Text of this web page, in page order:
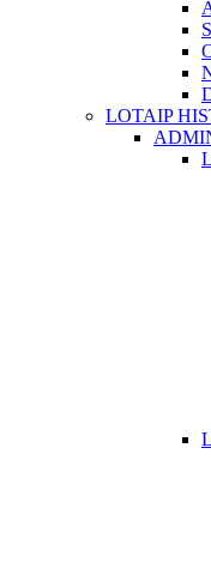
LOTAIP